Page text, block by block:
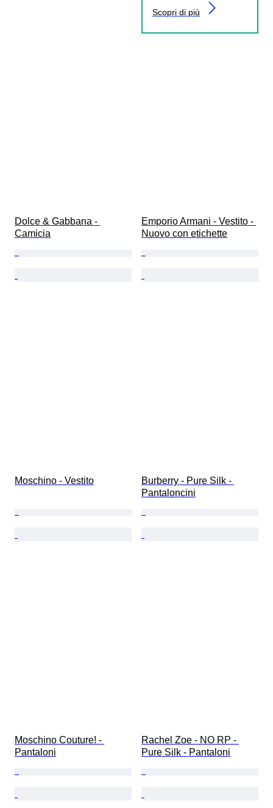
Scopri di più
Dolce & Gabbana -
Camicia
Emporio Armani - Vestito -
Nuovo con etichette
Moschino - Vestito
Burberry - Pure Silk -
Pantaloncini
Moschino Couture! -
Pantaloni
Rachel Zoe - NO RP -
Pure Silk - Pantaloni